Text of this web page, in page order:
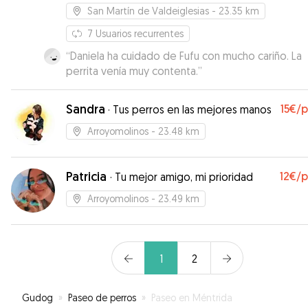
San Martín de Valdeiglesias - 23.35 km
7 Usuarios recurrentes
“Daniela ha cuidado de Fufu con mucho cariño. La
perrita venía muy contenta.”
Sandra · Tus perros en las mejores manos 15€/
Arroyomolinos - 23.48 km
Patricia · Tu mejor amigo, mi prioridad 12€/
Arroyomolinos - 23.49 km
1 2
Gudog » Paseo de perros » Paseo en Méntrida